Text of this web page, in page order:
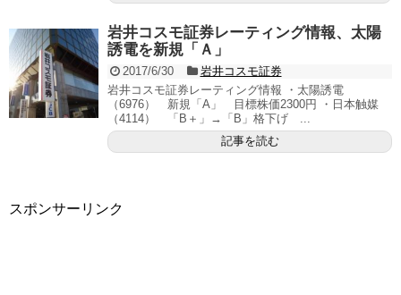
岩井コスモ証券レーティング情報、太陽
誘電を新規「Ａ」
2017/6/30
岩井コスモ証券
岩井コスモ証券レーティング情報 ・太陽誘電
（6976） 新規「A」 目標株価2300円 ・日本触媒
（4114） 「B＋」→「B」格下げ ...
記事を読む
スポンサーリンク